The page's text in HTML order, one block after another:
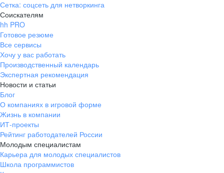
Сетка: соцсеть для нетворкинга
Соискателям
hh PRO
Готовое резюме
Все сервисы
Хочу у вас работать
Производственный календарь
Экспертная рекомендация
Новости и статьи
Блог
О компаниях в игровой форме
Жизнь в компании
ИТ-проекты
Рейтинг работодателей России
Молодым специалистам
Карьера для молодых специалистов
Школа программистов